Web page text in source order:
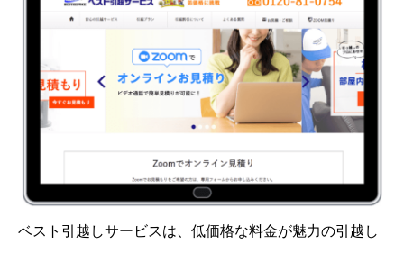
ベスト引越しサービスは、低価格な料金が魅力の引越し